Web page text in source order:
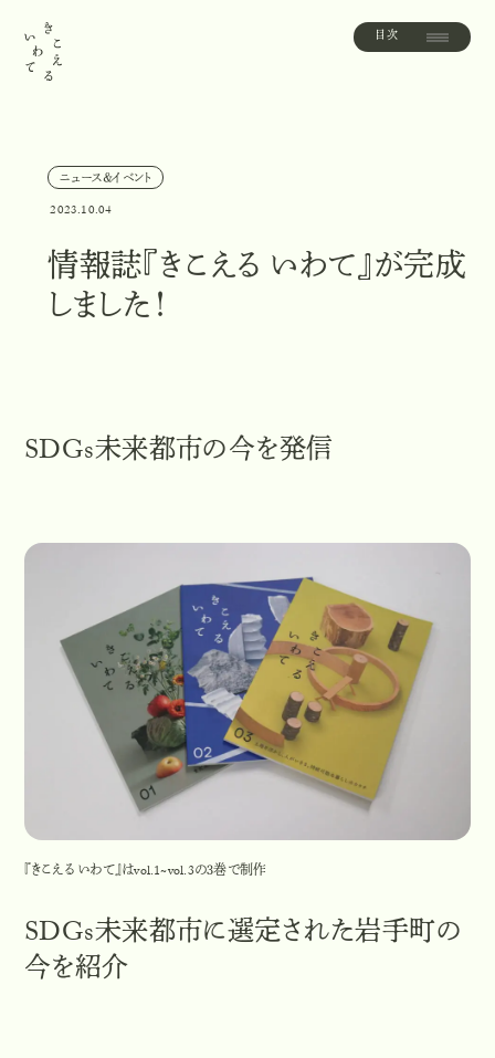
目次
目次
ニュース＆イベント
ニュース＆イ ベント
2023.10.04
情報誌『きこえる いわて』が完成
しました！
SDGs未来都市の今を発信
『きこえる いわて』はvol.1~vol.3の３巻で制作
SDGs未来都市に選定された岩手町の
今を紹介